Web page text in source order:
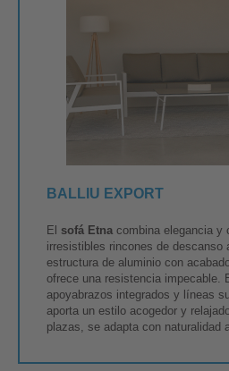
BALLIU EXPORT
El sofá Etna combina elegancia y
irresistibles rincones de descanso
estructura de aluminio con
ofrece una resistencia impecable.
apoyabrazos integrados y líneas
aporta un estilo acogedor y
plazas, se adapta con naturalidad